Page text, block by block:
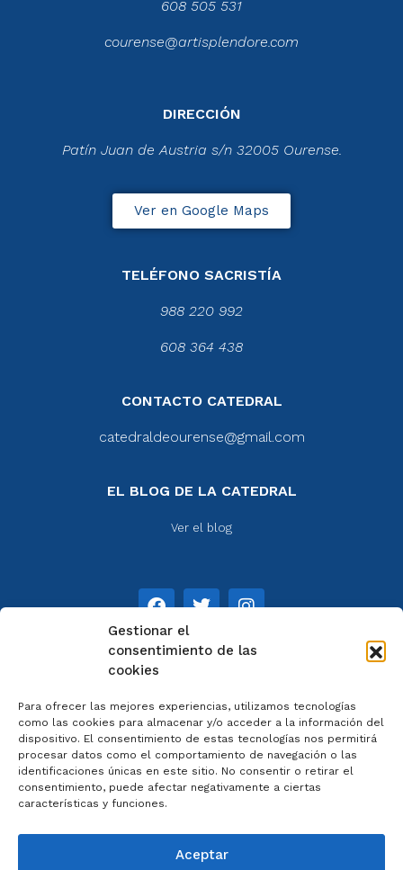
Gestionar el
consentimiento de las
cookies
Para ofrecer las mejores experiencias, utilizamos tecnologías
como las cookies para almacenar y/o acceder a la información del
dispositivo. El consentimiento de estas tecnologías nos permitirá
procesar datos como el comportamiento de navegación o las
identificaciones únicas en este sitio. No consentir o retirar el
consentimiento, puede afectar negativamente a ciertas
características y funciones.
Aceptar
608 505 531
courense@artisplendore.com
DIRECCIÓN
Patín Juan de Austria s/n 32005 Ourense.
Ver en Google Maps
TELÉFONO SACRISTÍA
988 220 992
608 364 438
CONTACTO CATEDRAL
catedraldeourense@gmail.com
EL BLOG DE LA CATEDRAL
Ver el blog
Aviso legal
Política de privacidad
Cookies
Colaboradores
Condiciones generales